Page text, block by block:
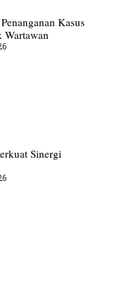
Kasus
Wartawan
Sinergi